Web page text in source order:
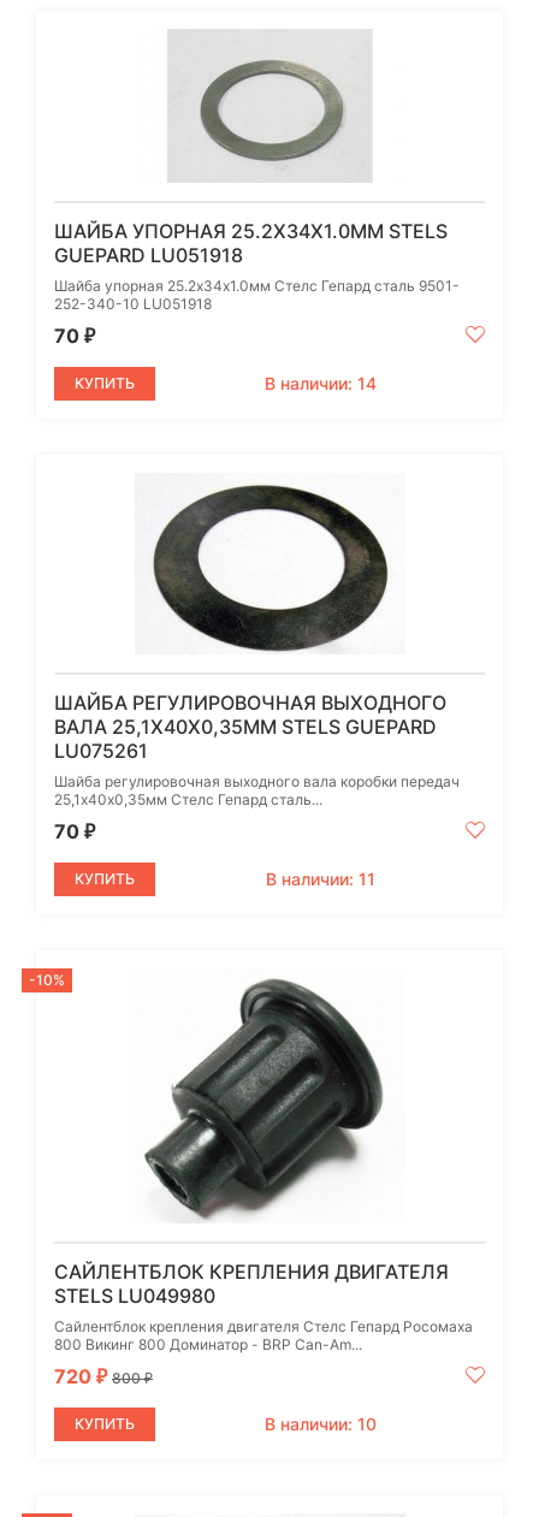
ШАЙБА УПОРНАЯ 25.2Х34Х1.0ММ STELS
GUEPARD LU051918
Шайба упорная 25.2х34х1.0мм Стелс Гепард сталь 9501-
252-340-10 LU051918
70 ₽
КУПИТЬ В наличии: 14
ШАЙБА РЕГУЛИРОВОЧНАЯ ВЫХОДНОГО
ВАЛА 25,1Х40Х0,35ММ STELS GUEPARD
LU075261
Шайба регулировочная выходного вала коробки передач
25,1х40х0,35мм Стелс Гепард сталь...
70 ₽
КУПИТЬ В наличии: 11
-10%
САЙЛЕНТБЛОК КРЕПЛЕНИЯ ДВИГАТЕЛЯ
STELS LU049980
Сайлентблок крепления двигателя Стелс Гепард Росомаха
800 Викинг 800 Доминатор - BRP Can-Am...
720 ₽ 800₽
КУПИТЬ В наличии: 10